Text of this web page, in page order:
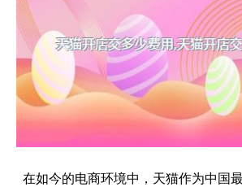
在如今的电商环境中，天猫作为中国